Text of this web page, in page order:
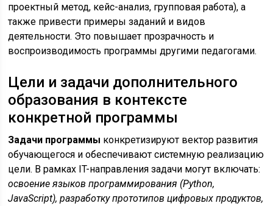
проектный метод, кейс-анализ, групповая работа), а
также привести примеры заданий и видов
деятельности. Это повышает прозрачность и
воспроизводимость программы другими педагогами.
Цели и задачи дополнительного
образования в контексте
конкретной программы
Задачи программы конкретизируют вектор развития
обучающегося и обеспечивают системную реализацию
цели. В рамках IT-направления задачи могут включать:
освоение языков программирования (Python,
JavaScript), разработку прототипов цифровых продуктов,